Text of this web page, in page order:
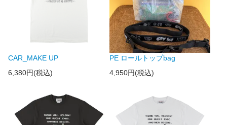
CAR_MAKE UP
6,380円(税込)
PE ロールトップbag
4,950円(税込)